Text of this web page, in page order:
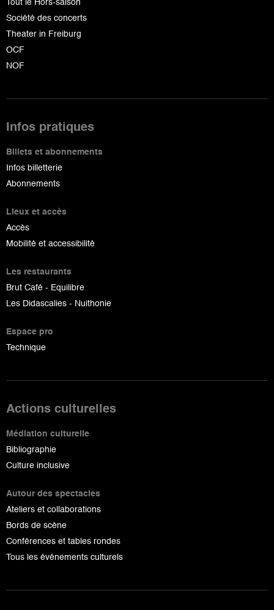
Tout le Hors-saison
Société des concerts
Theater in Freiburg
OCF
NOF
Infos pratiques
Billets et abonnements
Infos billetterie
Abonnements
Lieux et accès
Accès
Mobilité et accessibilité
Les restaurants
Brut Café - Equilibre
Les Didascalies - Nuithonie
Espace pro
Technique
Actions culturelles
Médiation culturelle
Bibliographie
Culture inclusive
Autour des spectacles
Ateliers et collaborations
Bords de scène
Conférences et tables rondes
Tous les événements culturels